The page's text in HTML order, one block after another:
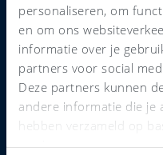
personaliseren, om
en om ons
informatie over je
partners voor social
Deze partners kunnen
andere informatie die je
hebben verzameld op
services.
Daarom